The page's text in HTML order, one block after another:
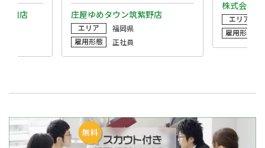
西口店 庄屋ゆめタウン筑紫野店
エリア
福岡県
雇用形態
正社員
株式会社
エリア
雇用形態